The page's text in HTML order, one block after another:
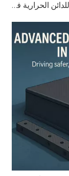
كيف يشكل التعب العازل طول عمر شرائح اللدائن الحرارية في التطبيقات عالية الضغط